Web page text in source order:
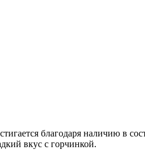
благодаря наличию в
вкус с горчинкой.